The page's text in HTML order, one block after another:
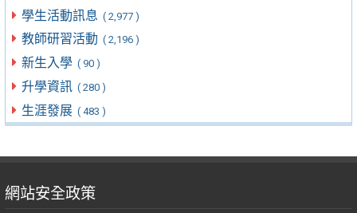
學生活動訊息 ( 2,977 )
教師研習活動 ( 2,196 )
新生入學 ( 90 )
升學資訊 ( 280 )
生涯發展 ( 483 )
網站安全政策